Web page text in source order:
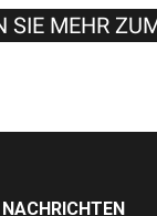
SIE MEHR